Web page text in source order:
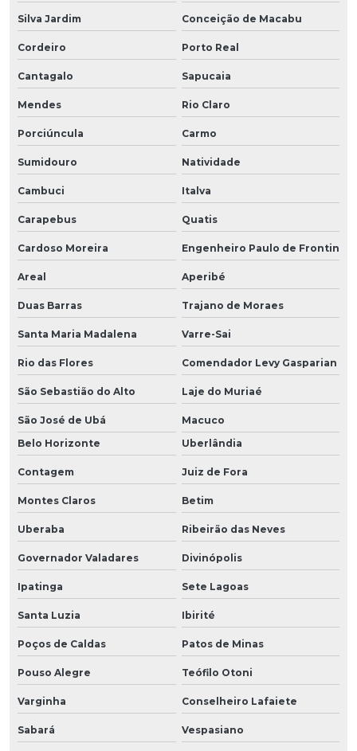
Silva Jardim Conceição de Macabu
Cordeiro Porto Real
Cantagalo Sapucaia
Mendes Rio Claro
Porciúncula Carmo
Sumidouro Natividade
Cambuci Italva
Carapebus Quatis
Cardoso Moreira Engenheiro Paulo de Frontin
Areal Aperibé
Duas Barras Trajano de Moraes
Santa Maria Madalena Varre-Sai
Rio das Flores Comendador Levy Gasparian
São Sebastião do Alto Laje do Muriaé
São José de Ubá
Macuco
Belo Horizonte
Uberlândia
Contagem Juiz de Fora
Montes Claros Betim
Uberaba Ribeirão das Neves
Governador Valadares Divinópolis
Ipatinga Sete Lagoas
Santa Luzia Ibirité
Poços de Caldas Patos de Minas
Pouso Alegre Teófilo Otoni
Varginha Conselheiro Lafaiete
Sabará Vespasiano